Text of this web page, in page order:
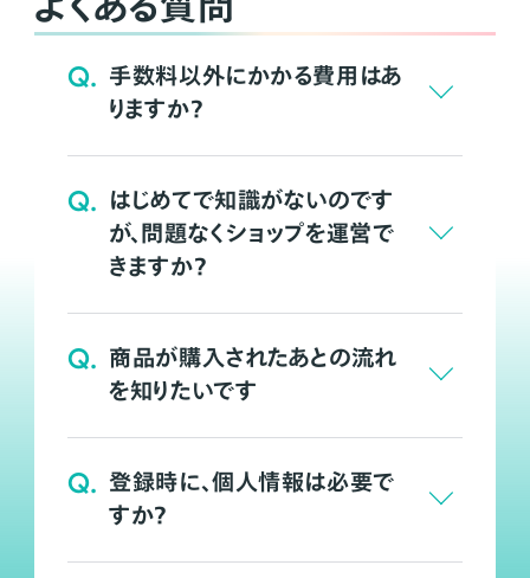
Q. 手数料以外にかかる費用はあ
りますか？
Q. はじめてで知識がないのです
が、問題なくショップを運営で
きますか？
Q. 商品が購入されたあとの流れ
を知りたいです
Q. 登録時に、個人情報は必要で
すか？